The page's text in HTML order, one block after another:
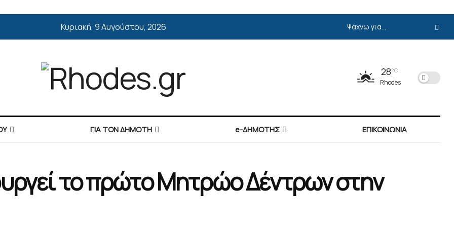
Κυριακή, 9 Αυγούστου, 2026
28°C
Rhodes
ΓΙΑ ΤΟΝ ΔΗΜΟΤΗ e-ΔΗΜΟΤΗΣ ΕΠΙΚΟΙΝΩΝΙΑ
το πρώτο Μητρώο Δέντρων στην